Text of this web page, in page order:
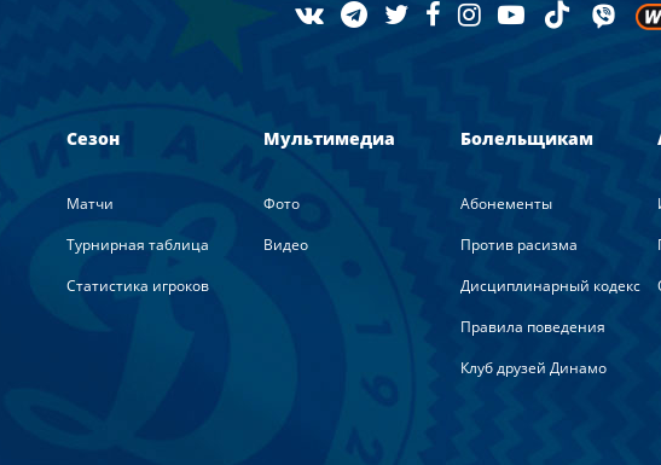
Сезон
Матчи
Турнирная таблица
Статистика игроков
Мультимедиа
Фото
Видео
Болельщикам
Абонементы
Против расизма
Дисциплинарный кодекс
Правила поведения
Клуб друзей Динамо